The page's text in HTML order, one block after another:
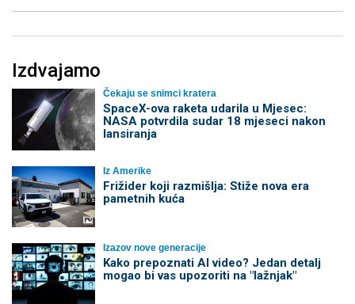
Izdvajamo
Čekaju se snimci kratera
SpaceX-ova raketa udarila u Mjesec:
NASA potvrdila sudar 18 mjeseci nakon
lansiranja
Iz Amerike
Frižider koji razmišlja: Stiže nova era
pametnih kuća
Izazov nove generacije
Kako prepoznati AI video? Jedan detalj
mogao bi vas upozoriti na "lažnjak"